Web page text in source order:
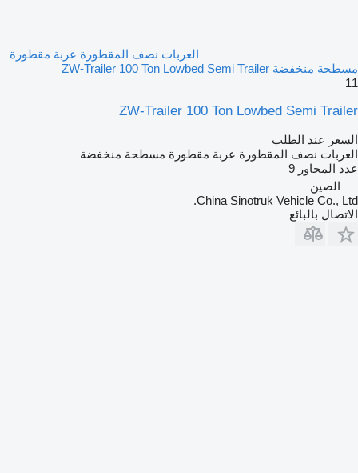
العربات نصف المقطورة عربة مقطورة
مسطحة منخفضة ZW-Trailer 100 Ton Lowbed Semi Trailer
11
ZW-Trailer 100 Ton Lowbed Semi Trailer
السعر عند الطلب
العربات نصف المقطورة عربة مقطورة مسطحة منخفضة
عدد المحاور 9
الصين
China Sinotruk Vehicle Co., Ltd.
الاتصال بالبائع